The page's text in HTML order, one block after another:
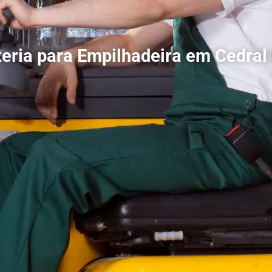
para Empilhadeira em Cedral